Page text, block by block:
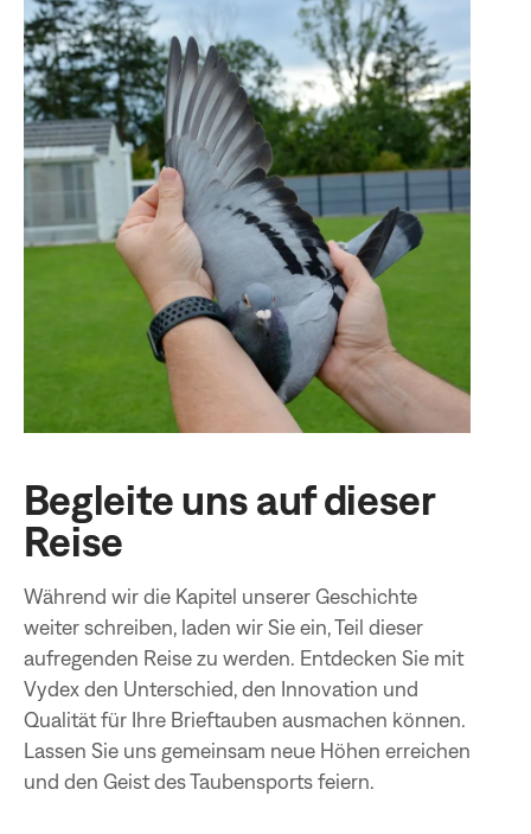
Begleite uns auf dieser
Reise
Während wir die Kapitel unserer Geschichte
weiter schreiben, laden wir Sie ein, Teil dieser
aufregenden Reise zu werden. Entdecken Sie mit
Vydex den Unterschied, den Innovation und
Qualität für Ihre Brieftauben ausmachen können.
Lassen Sie uns gemeinsam neue Höhen erreichen
und den Geist des Taubensports feiern.